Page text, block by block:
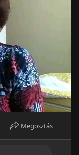
Megosztás